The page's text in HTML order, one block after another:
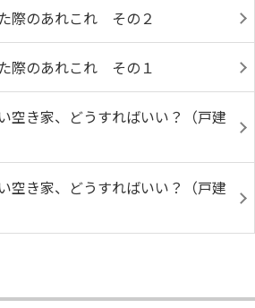
際のあれこれ その２
際のあれこれ その１
空き家、どうすればいい？（戸建
空き家、どうすればいい？（戸建